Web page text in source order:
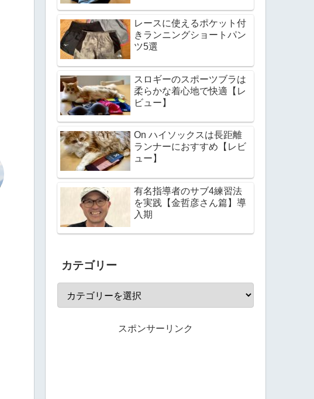
レースに使えるポケット付
きランニングショートパン
ツ5選
スロギーのスポーツブラは
柔らかな着心地で快適【レ
ビュー】
On ハイソックスは長距離
ランナーにおすすめ【レビ
ュー】
有名指導者のサブ4練習法
を実践【金哲彦さん篇】導
入期
カテゴリー
スポンサーリンク